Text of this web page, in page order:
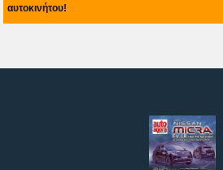
αυτοκινήτου!